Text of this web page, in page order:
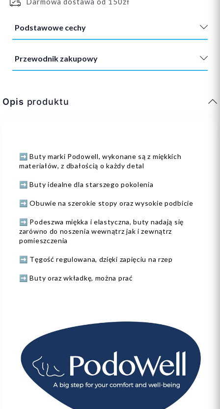
Podstawowe cechy
Przewodnik zakupowy
Opis produktu
➡️ Buty marki Podowell, wykonane są z miękkich
materiałów, z dbałością o każdy detal
➡️ Buty idealne dla starszego pokolenia
➡️ Obuwie na szerokie stopy oraz wysokie podbicie
➡️ Podeszwa miękka i elastyczna, buty nadają się
zarówno do noszenia wewnątrz jak i zewnątrz
pomieszczenia
➡️ Tęgość regulowana, dzięki zapięciu na rzep
➡️ Buty oraz wkładkę, można prać